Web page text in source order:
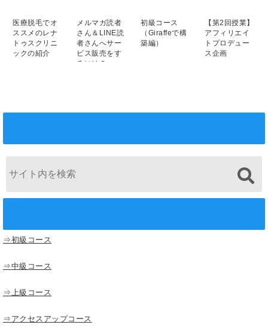
医療脱毛でオ
ススメのレナ
トゥスクリニ
ックの紹介
メルマガ読者
さん＆LINE読
者さんへサー
ビス販売をす
るには？
初級コース
（Giraffeで構
築編）
【第2回授業】
アフィリエイ
トプロデュー
ス企画
⇒初級コース
⇒中級コース
⇒上級コース
⇒アクセスアップコース